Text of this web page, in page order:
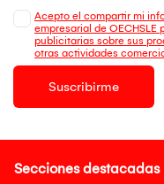
Acepto el compartir mi
empresarial de
publicitarias sobre sus
otras actividades
Suscribirme
Secciones destacadas